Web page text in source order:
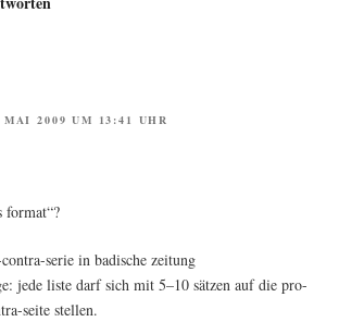
2009 UM 13:41 UHR
format“?
serie in badi­sche zeitung
jede lis­te darf sich mit 5–10 sät­zen auf die pro-
sei­te stellen.